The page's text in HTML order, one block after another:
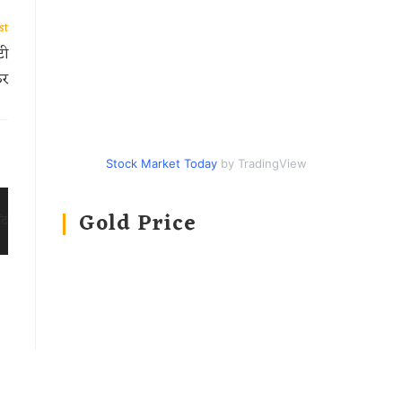
Stock Market Today by TradingView
Gold Price